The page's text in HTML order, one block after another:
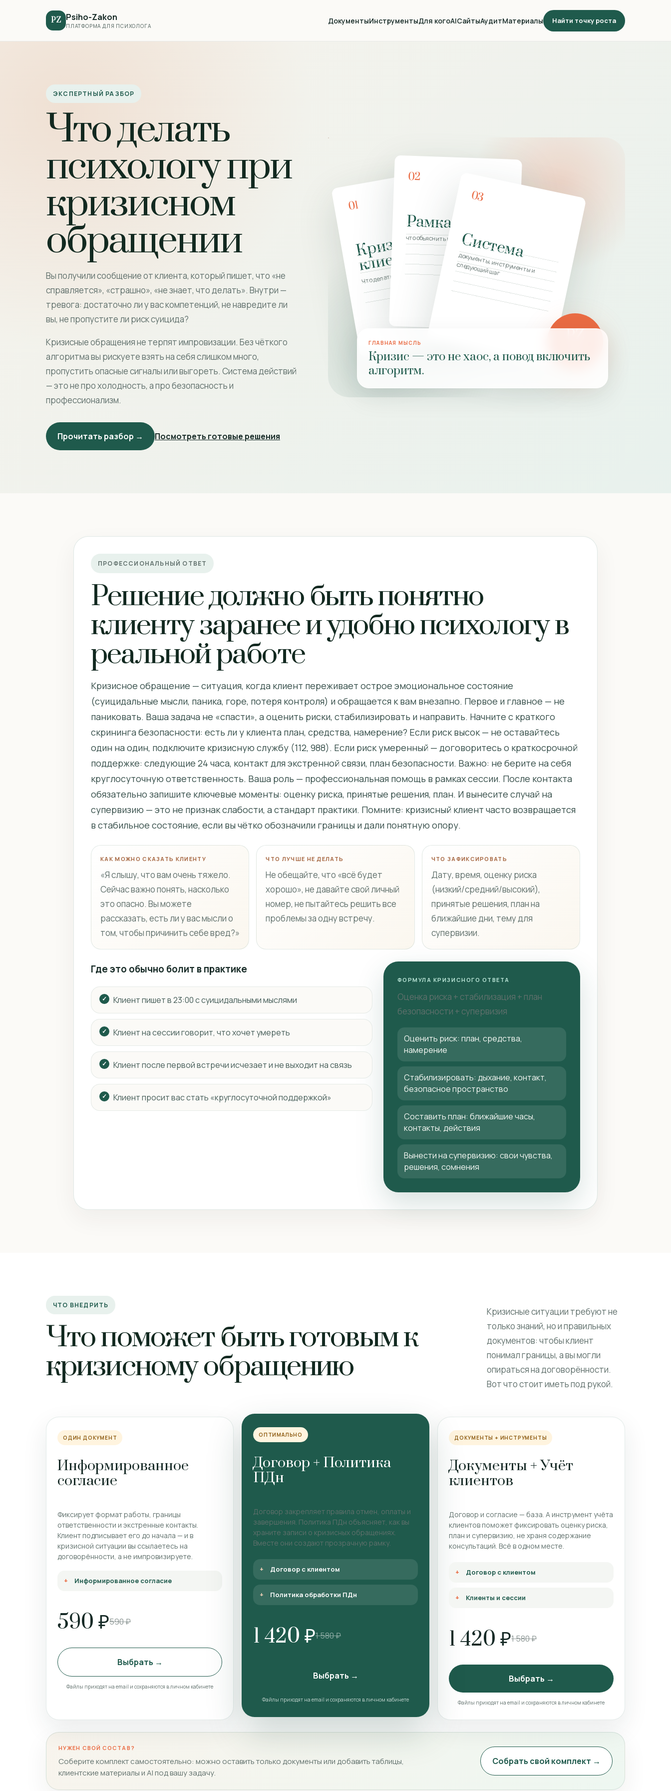
PZ Psiho-Zakon
ПЛАТФОРМА ДЛЯ ПСИХОЛОГА
ДокументыИнструментыДля когоAIСайтыАудитМатериалы Найти точку роста
ЭКСПЕРТНЫЙ РАЗБОР
Что делать
психологу при
кризисном
обращении
Вы получили сообщение от клиента, который пишет, что «не
справляется», «страшно», «не знает, что делать». Внутри —
тревога: достаточно ли у вас компетенций, не навредите ли
вы, не пропустите ли риск суицида?
Кризисные обращения не терпят импровизации. Без чёткого
алгоритма вы рискуете взять на себя слишком много,
пропустить опасные сигналы или выгореть. Система действий
— это не про холодность, а про безопасность и
профессионализм.
Прочитать разбор → Посмотреть готовые решения
01
К
р
и
з
и
с
н
ы
й
к
л
и
е
н
т
Что делать психологу
02
Рамка
что объяснить клиенту заранее
03
Система
документы, инструменты и
следующий шаг
ПРАКТИКИ
ГЛАВНАЯ МЫСЛЬ
Кризис — это не хаос, а повод включить
алгоритм.
ПРОФЕССИОНАЛЬНЫЙ ОТВЕТ
Решение должно быть понятно
клиенту заранее и удобно психологу в
реальной работе
Кризисное обращение — ситуация, когда клиент переживает острое эмоциональное состояние
(суицидальные мысли, паника, горе, потеря контроля) и обращается к вам внезапно. Первое и главное — не
паниковать. Ваша задача не «спасти», а оценить риски, стабилизировать и направить. Начните с краткого
скрининга безопасности: есть ли у клиента план, средства, намерение? Если риск высок — не оставайтесь
один на один, подключите кризисную службу (112, 988). Если риск умеренный — договоритесь о краткосрочной
поддержке: следующие 24 часа, контакт для экстренной связи, план безопасности. Важно: не берите на себя
круглосуточную ответственность. Ваша роль — профессиональная помощь в рамках сессии. После контакта
обязательно запишите ключевые моменты: оценку риска, принятые решения, план. И вынесите случай на
супервизию — это не признак слабости, а стандарт практики. Помните: кризисный клиент часто возвращается
в стабильное состояние, если вы чётко обозначили границы и дали понятную опору.
КАК МОЖНО СКАЗАТЬ КЛИЕНТУ
«Я слышу, что вам очень тяжело.
Сейчас важно понять, насколько
это опасно. Вы можете
рассказать, есть ли у вас мысли о
том, чтобы причинить себе вред?»
ЧТО ЛУЧШЕ НЕ ДЕЛАТЬ
Не обещайте, что «всё будет
хорошо», не давайте свой личный
номер, не пытайтесь решить все
проблемы за одну встречу.
ЧТО ЗАФИКСИРОВАТЬ
Дату, время, оценку риска
(низкий/средний/высокий),
принятые решения, план на
ближайшие дни, тему для
супервизии.
Где это обычно болит в практике
Клиент пишет в 23:00 с суицидальными мыслями
Клиент на сессии говорит, что хочет умереть
Клиент после первой встречи исчезает и не выходит на связь
Клиент просит вас стать «круглосуточной поддержкой»
ФОРМУЛА КРИЗИСНОГО ОТВЕТА
Оценка риска + стабилизация + план
безопасности + супервизия
Оценить риск: план, средства,
намерение
Стабилизировать: дыхание, контакт,
безопасное пространство
Составить план: ближайшие часы,
контакты, действия
Вынести на супервизию: свои чувства,
решения, сомнения
ЧТО ВНЕДРИТЬ
Что поможет быть готовым к
кризисному обращению
Кризисные ситуации требуют не
только знаний, но и правильных
документов: чтобы клиент
понимал границы, а вы могли
опираться на договорённости.
Вот что стоит иметь под рукой.
ОДИН ДОКУМЕНТ
Информированное
согласие
Фиксирует формат работы, границы
ответственности и экстренные контакты.
Клиент подписывает его до начала — и в
кризисной ситуации вы ссылаетесь на
договорённости, а не импровизируете.
Информированное согласие
590 ₽590 ₽
Выбрать →
Файлы приходят на email и сохраняются в личном кабинете
ОПТИМАЛЬНО
Договор + Политика
ПДн
Договор закрепляет правила отмен, оплаты и
завершения. Политика ПДн объясняет, как вы
храните записи о кризисных обращениях.
Вместе они создают прозрачную рамку.
Договор с клиентом
Политика обработки ПДн
1 420 ₽1 580 ₽
Выбрать →
Файлы приходят на email и сохраняются в личном кабинете
ДОКУМЕНТЫ + ИНСТРУМЕНТЫ
Документы + Учёт
клиентов
Договор и согласие — база. А инструмент учёта
клиентов поможет фиксировать оценку риска,
план и супервизию, не храня содержание
консультаций. Всё в одном месте.
Договор с клиентом
Клиенты и сессии
1 420 ₽1 580 ₽
Выбрать →
Файлы приходят на email и сохраняются в личном кабинете
НУЖЕН СВОЙ СОСТАВ?
Соберите комплект самостоятельно: можно оставить только документы или добавить таблицы,
клиентские материалы и AI под вашу задачу.
Собрать свой комплект →